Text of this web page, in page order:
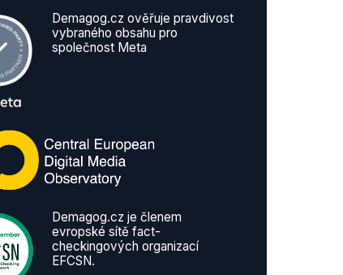
Demagog.cz ověřuje pravdivost
vybraného obsahu pro
společnost Meta
Demagog.cz je členem
evropské sítě fact-
checkingových organizací
EFCSN.